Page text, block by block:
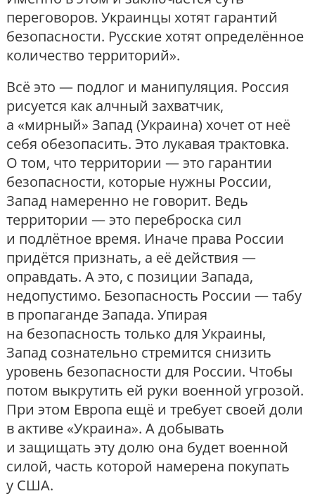
переговоров. Украинцы хотят гарантий
безопасности. Русские хотят определённое
количество территорий».
Всё это — подлог и манипуляция. Россия
рисуется как алчный захватчик,
а «мирный» Запад (Украина) хочет от неё
себя обезопасить. Это лукавая трактовка.
О том, что территории — это гарантии
безопасности, которые нужны России,
Запад намеренно не говорит. Ведь
территории — это переброска сил
и подлётное время. Иначе права России
придётся признать, а её действия —
оправдать. А это, с позиции Запада,
недопустимо. Безопасность России — табу
в пропаганде Запада. Упирая
на безопасность только для Украины,
Запад сознательно стремится снизить
уровень безопасности для России. Чтобы
потом выкрутить ей руки военной угрозой.
При этом Европа ещё и требует своей доли
в активе «Украина». А добывать
и защищать эту долю она будет военной
силой, часть которой намерена покупать
у США.